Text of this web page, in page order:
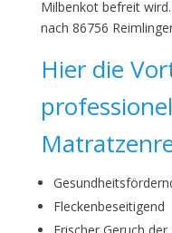
Milbenkot befreit
nach 86756
Hier die
Fleckenbeseitigend